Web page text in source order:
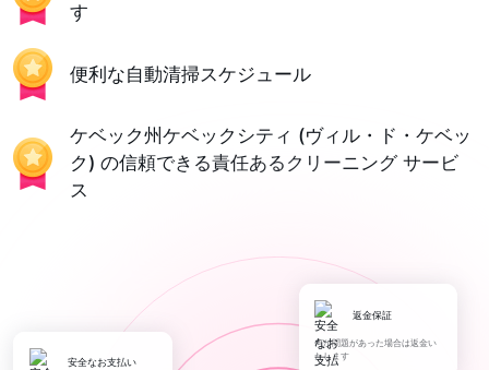
す
便利な自動清掃スケジュール
ケベック州ケベックシティ (ヴィル・ド・ケベッ
ク) の信頼できる責任あるクリーニング サービ
ス
安全なお支払い
返金保証
何か問題があった場合は返金い
たします